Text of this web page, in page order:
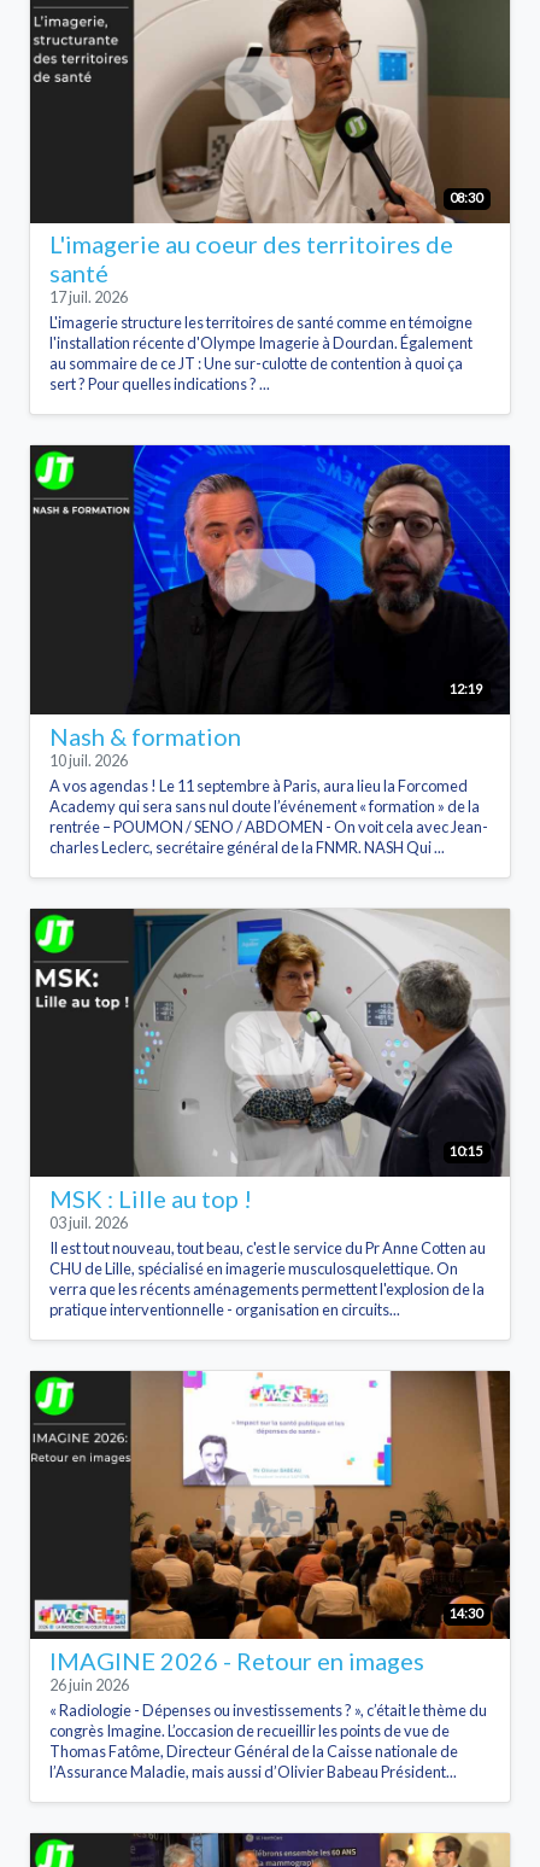
08:30
L'imagerie au coeur des territoires de
santé
17 juil. 2026
L'imagerie structure les territoires de santé comme en témoigne
l'installation récente d'Olympe Imagerie à Dourdan. Également
au sommaire de ce JT : Une sur-culotte de contention à quoi ça
sert ? Pour quelles indications ? ...
12:19
Nash & formation
10 juil. 2026
A vos agendas ! Le 11 septembre à Paris, aura lieu la Forcomed
Academy qui sera sans nul doute l’événement « formation » de la
rentrée – POUMON / SENO / ABDOMEN - On voit cela avec Jean-
charles Leclerc, secrétaire général de la FNMR. NASH Qui ...
10:15
MSK : Lille au top !
03 juil. 2026
Il est tout nouveau, tout beau, c'est le service du Pr Anne Cotten au
CHU de Lille, spécialisé en imagerie musculosquelettique. On
verra que les récents aménagements permettent l'explosion de la
pratique interventionnelle - organisation en circuits...
14:30
IMAGINE 2026 - Retour en images
26 juin 2026
« Radiologie - Dépenses ou investissements ? », c’était le thème du
congrès Imagine. L’occasion de recueillir les points de vue de
Thomas Fatôme, Directeur Général de la Caisse nationale de
l’Assurance Maladie, mais aussi d’Olivier Babeau Président...